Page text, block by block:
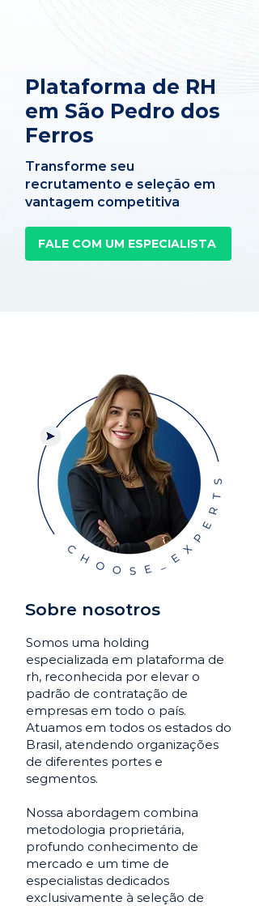
Plataforma de RH
em São Pedro dos
Ferros
Transforme seu
recrutamento e seleção em
vantagem competitiva
FALE COM UM ESPECIALISTA
Sobre nosotros
Somos uma holding
especializada em plataforma de
rh, reconhecida por elevar o
padrão de contratação de
empresas em todo o país.
Atuamos em todos os estados do
Brasil, atendendo organizações
de diferentes portes e
segmentos.
Nossa abordagem combina
metodologia proprietária,
profundo conhecimento de
mercado e um time de
especialistas dedicados
exclusivamente à seleção de